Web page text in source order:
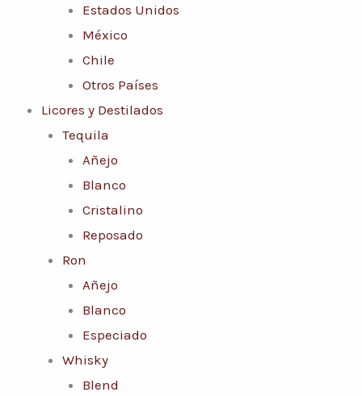
Estados Unidos
México
Chile
Otros Países
Licores y Destilados
Tequila
Añejo
Blanco
Cristalino
Reposado
Ron
Añejo
Blanco
Especiado
Whisky
Blend